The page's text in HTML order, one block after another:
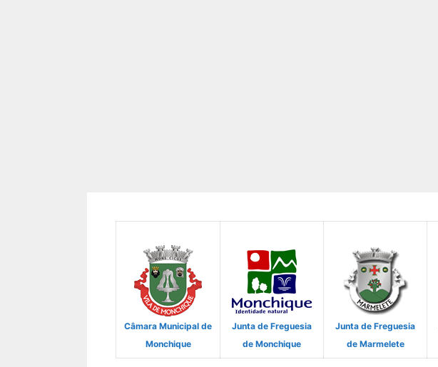
Câmara Municipal de
Monchique
Junta de Freguesia
de Monchique
Junta de Freguesia
de Marmelete